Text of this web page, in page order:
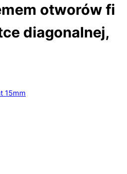
otworów fi
diagonalnej,
15mm